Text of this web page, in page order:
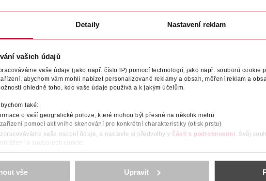
Detaily Nastavení reklam
vašich údajů
vaše údaje (jako např. číslo IP) pomocí technologií, jako např. souborů cookie
abychom vám mohli nabízet personalizované reklamy a obsah, měření reklam a
ohledně toho, kdo vaše údaje používá a k jakým účelům.
také:
o vaší geografické poloze, které mohou být přesné na několik metrů
pomocí aktivního skenování pro konkrétní charakteristiky (otisk prstu)
vaše osobní údaje, a nastavte si předvolby v části s podrobnostmi. Svůj
o souborech cookie.
obsahu a reklam, funkcí sociálních médií, analýze návštěvnosti, které mohou nést
o ochraně osobních údajů.
vše Upravit
DODAVATEL
společnost Aquarius Cosmetic, která je lídrem na španělském kosmetickém
kosmetiku vysoké kvality za dostupné ceny.